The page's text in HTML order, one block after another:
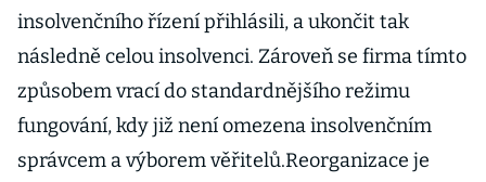
insolvenčního řízení přihlásili, a ukončit tak
následně celou insolvenci. Zároveň se firma tímto
způsobem vrací do standardnějšího režimu
fungování, kdy již není omezena insolvenčním
správcem a výborem věřitelů.Reorganizace je